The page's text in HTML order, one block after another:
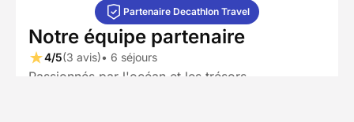
Partenaire Decathlon Travel
Notre équipe partenaire
4/5(3 avis)• 6 séjours
Passionnés par l'océan et les trésors